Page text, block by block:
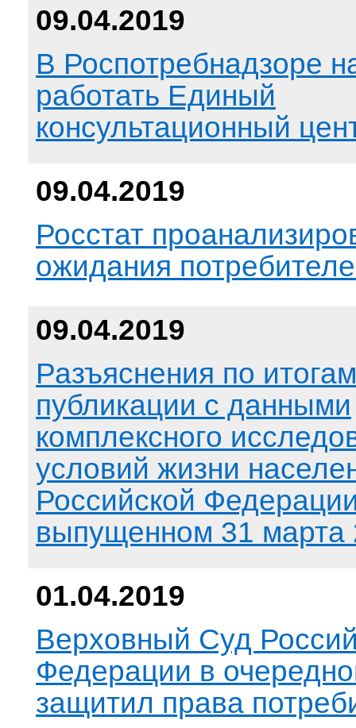
09.04.2019
В Роспотребнадзоре
работать Единый
консультационный
09.04.2019
Росстат
ожидания
09.04.2019
Разъяснения по итогам
публикации с данными
комплексного
условий жизни
Российской
выпущенном 31 марта
01.04.2019
Верховный Суд
Федерации в
защитил права